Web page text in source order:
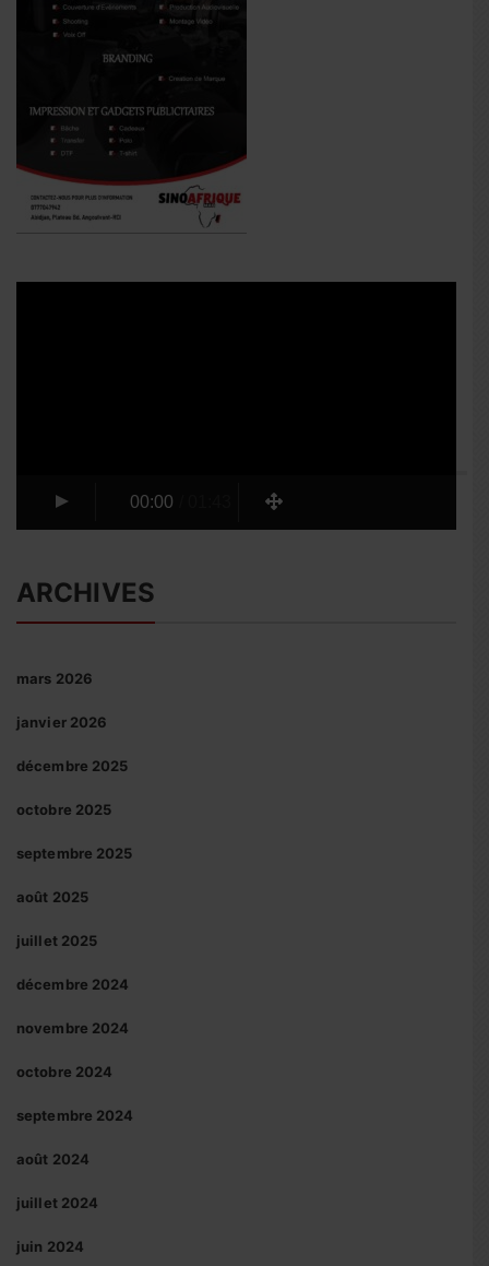
00:00
ARCHIVES
mars 2026
janvier 2026
décembre 2025
octobre 2025
septembre 2025
août 2025
juillet 2025
décembre 2024
novembre 2024
octobre 2024
septembre 2024
août 2024
juillet 2024
juin 2024